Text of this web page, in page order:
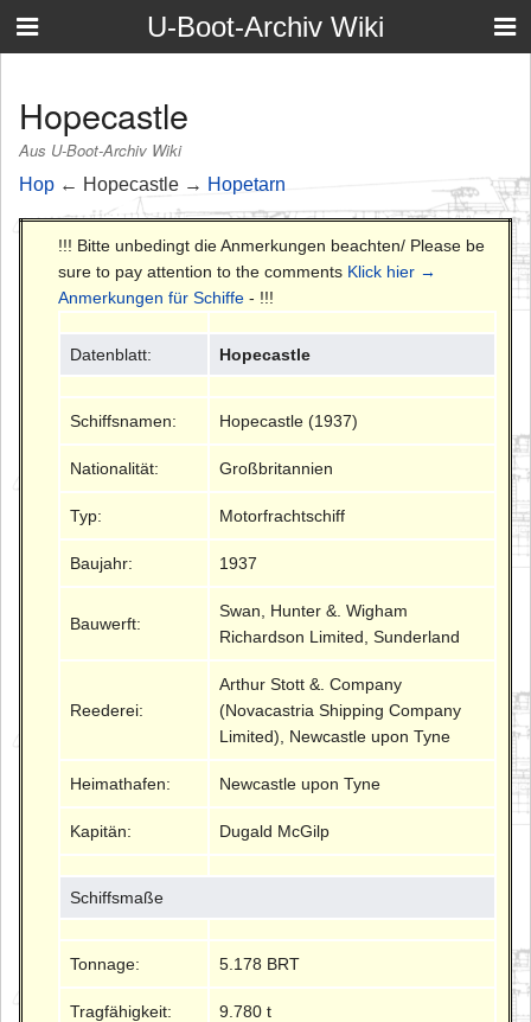
U-Boot-Archiv Wiki
Hopecastle
Aus U-Boot-Archiv Wiki
Hop ← Hopecastle → Hopetarn
!!! Bitte unbedingt die Anmerkungen beachten/ Please be
sure to pay attention to the comments Klick hier →
Anmerkungen für Schiffe - !!!
Datenblatt: Hopecastle
Schiffsnamen: Hopecastle (1937)
Nationalität: Großbritannien
Typ: Motorfrachtschiff
Baujahr: 1937
Bauwerft:
Swan, Hunter &. Wigham
Richardson Limited, Sunderland
Reederei:
Arthur Stott &. Company
(Novacastria Shipping Company
Limited), Newcastle upon Tyne
Heimathafen: Newcastle upon Tyne
Kapitän: Dugald McGilp
Schiffsmaße
Tonnage: 5.178 BRT
Tragfähigkeit: 9.780 t